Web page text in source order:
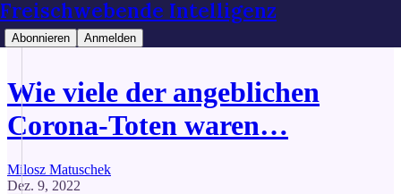
Freischwebende Intelligenz
Abonnieren Anmelden
Wie viele der angeblichen
Corona-Toten waren…
Milosz Matuschek
Dez. 9, 2022